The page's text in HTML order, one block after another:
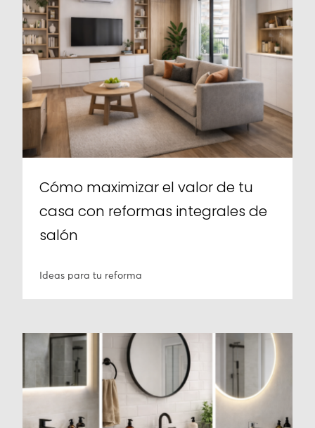
Cómo maximizar el valor de tu
casa con reformas integrales de
salón
Ideas para tu reforma